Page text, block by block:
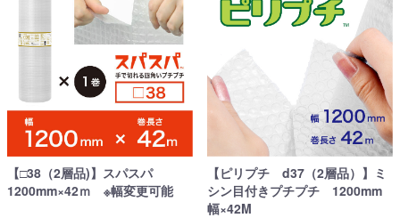
【□38（2層品)】スパスパ
1200mm×42ｍ ※幅変更可能
【ピリプチ d37（2層品）】ミ
シン目付きプチプチ 1200mm
幅×42M